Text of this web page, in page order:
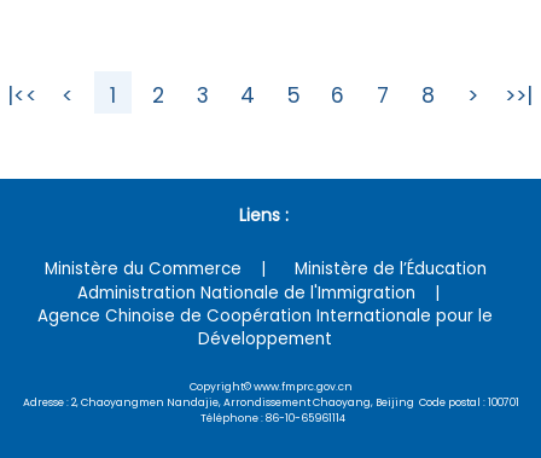
|<< < 1 2 3 4 5 6 7 8 > >>|
Liens :
Ministère du Commerce
Ministère de l’Éducation
Administration Nationale de l'Immigration
Agence Chinoise de Coopération Internationale pour le
Développement
Copyright© www.fmprc.gov.cn
Adresse : 2, Chaoyangmen Nandajie, Arrondissement Chaoyang, Beijing Code postal : 100701
Téléphone : 86-10-65961114